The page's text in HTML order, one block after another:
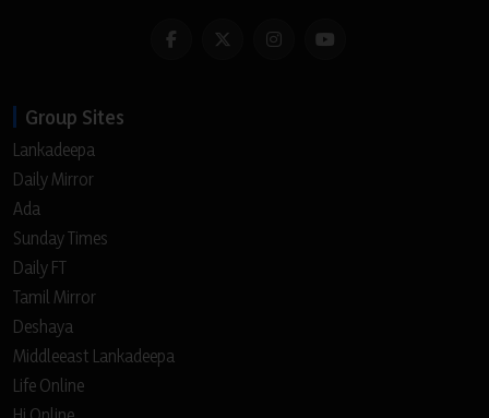
Group Sites
Lankadeepa
Daily Mirror
Ada
Sunday Times
Daily FT
Tamil Mirror
Deshaya
Middleeast Lankadeepa
Life Online